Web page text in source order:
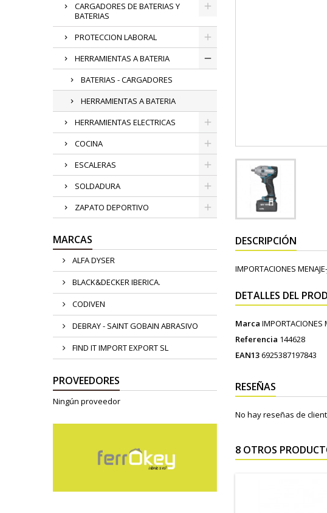
CARGADORES DE BATERIAS Y
BATERIAS
PROTECCION LABORAL
HERRAMIENTAS A BATERIA
BATERIAS - CARGADORES
HERRAMIENTAS A BATERIA
HERRAMIENTAS ELECTRICAS
COCINA
ESCALERAS
SOLDADURA
ZAPATO DEPORTIVO
MARCAS
ALFA DYSER
BLACK&DECKER IBERICA.
CODIVEN
DEBRAY - SAINT GOBAIN ABRASIVO
FIND IT IMPORT EXPORT SL
PROVEEDORES
Ningún proveedor
DESCRIPCIÓN
IMPORTACIONES
DETALLES DEL
Marca IMPORTACIONES
Referencia 144628
EAN136925387197843
RESEÑAS
No hay reseñas de
8 OTROS